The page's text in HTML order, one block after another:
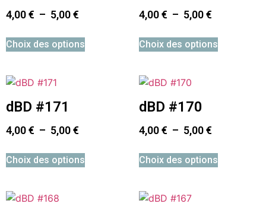
4,00€ – 5,00€
Choix des options
4,00€ – 5,00€
Choix des options
dBD #171
4,00€ – 5,00€
Choix des options
dBD #170
4,00€ – 5,00€
Choix des options